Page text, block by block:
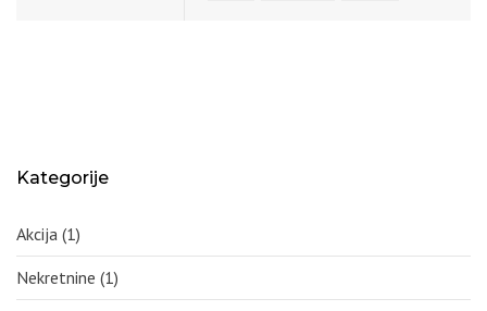
Kategorije
Akcija (1)
Nekretnine (1)